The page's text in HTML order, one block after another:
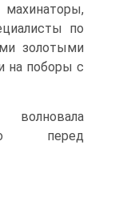
по
золотыми
на поборы с
перед